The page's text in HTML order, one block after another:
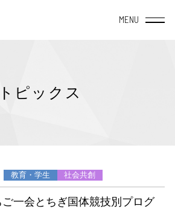
経営学部
トピックス
教育・学生 社会共創
一会とちぎ国体競技別プログ